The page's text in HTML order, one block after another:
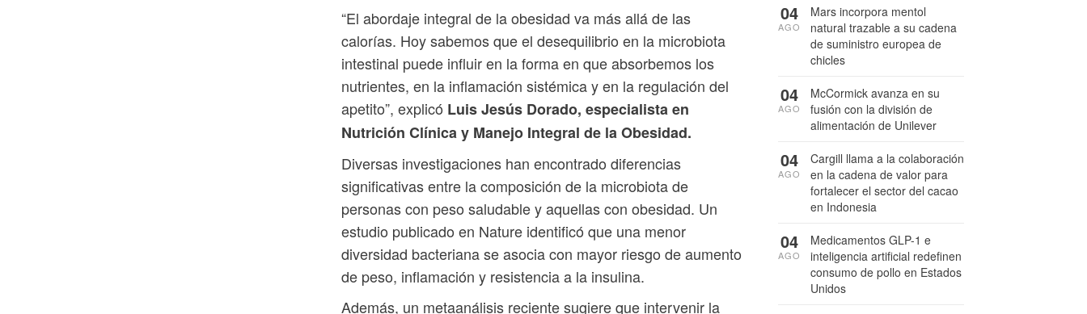
“El abordaje integral de la obesidad va más allá de las
calorías. Hoy sabemos que el desequilibrio en la microbiota
intestinal puede influir en la forma en que absorbemos los
nutrientes, en la inflamación sistémica y en la regulación del
apetito”, explicó Luis Jesús Dorado, especialista en
Nutrición Clínica y Manejo Integral de la Obesidad.
Diversas investigaciones han encontrado diferencias
significativas entre la composición de la microbiota de
personas con peso saludable y aquellas con obesidad. Un
estudio publicado en Nature identificó que una menor
diversidad bacteriana se asocia con mayor riesgo de aumento
de peso, inflamación y resistencia a la insulina.
Además, un metaanálisis reciente sugiere que intervenir la
Mars incorpora mentol
natural trazable a su cadena
de suministro europea de
chicles
04
AGO
McCormick avanza en su
fusión con la división de
alimentación de Unilever
04
AGO
Cargill llama a la colaboración
en la cadena de valor para
fortalecer el sector del cacao
en Indonesia
04
AGO
Medicamentos GLP-1 e
inteligencia artificial redefinen
consumo de pollo en Estados
Unidos
04
AGO